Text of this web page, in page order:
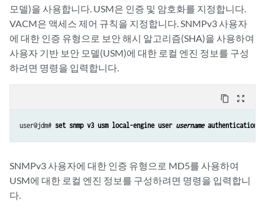
모델)을 사용합니다. USM은 인증 및 암호화를 지정합니다.
VACM은 액세스 제어 규칙을 지정합니다. SNMPv3 사용자
에 대한 인증 유형으로 보안 해시 알고리즘(SHA)을 사용하여
사용자 기반 보안 모델(USM)에 대한 로컬 엔진 정보를 구성
하려면 명령을 입력합니다.
content_copy zoom_out_map
user@jdm# set snmp v3 usm local-engine user username authentication-
SNMPv3 사용자에 대한 인증 유형으로 MD5를 사용하여
USM에 대한 로컬 엔진 정보를 구성하려면 명령을 입력합니
다.